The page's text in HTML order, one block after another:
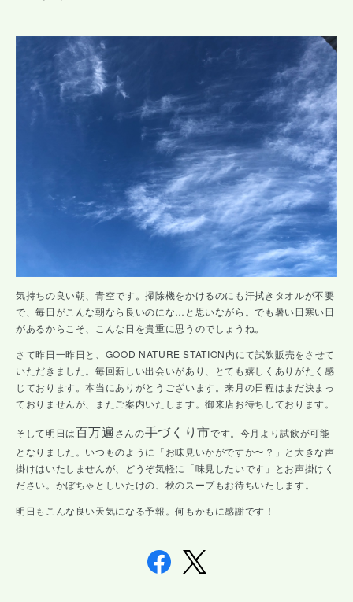
気持ちの良い朝、青空です。掃除機をかけるのにも汗拭きタオルが不要
で、毎日がこんな朝なら良いのにな…と思いながら。でも暑い日寒い日
があるからこそ、こんな日を貴重に思うのでしょうね。
さて昨日一昨日と、GOOD NATURE STATION内にて試飲販売をさせて
いただきました。毎回新しい出会いがあり、とても嬉しくありがたく感
じております。本当にありがとうございます。来月の日程はまだ決まっ
ておりませんが、またご案内いたします。御来店お待ちしております。
そして明日は百万遍さんの手づくり市です。今月より試飲が可能
となりました。いつものように「お味見いかがですか〜？」と大きな声
掛けはいたしませんが、どうぞ気軽に「味見したいです」とお声掛けく
ださい。かぼちゃとしいたけの、秋のスープもお待ちいたします。
明日もこんな良い天気になる予報。何もかもに感謝です！